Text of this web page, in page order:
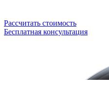
Рассчитать стоимость
Бесплатная консультация